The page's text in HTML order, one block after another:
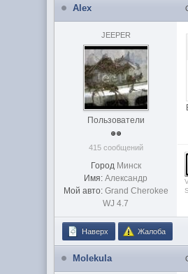
Alex
JEEPER
Пользователи
415 сообщений
Город Минск
Имя: Александр
Мой авто: Grand Cherokee
WJ 4.7
Наверх Жалоба
Molekula